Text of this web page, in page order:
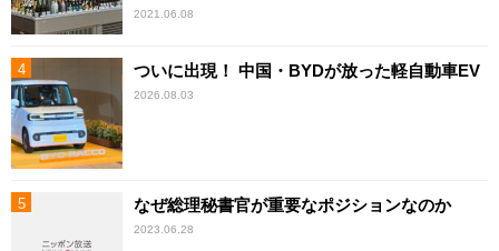
2021.06.08
ついに出現！ 中国・BYDが放った軽自動車EV
2026.08.03
なぜ総理秘書官が重要なポジションなのか
2023.06.28